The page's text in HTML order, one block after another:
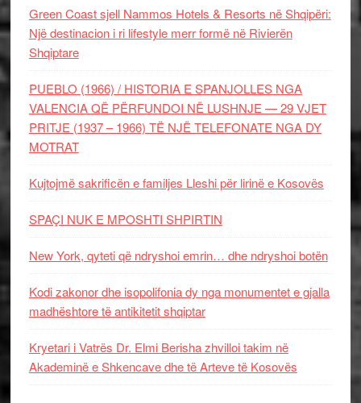
Green Coast sjell Nammos Hotels & Resorts në Shqipëri:
Një destinacion i ri lifestyle merr formë në Rivierën
Shqiptare
PUEBLO (1966) / HISTORIA E SPANJOLLES NGA
VALENCIA QË PËRFUNDOI NË LUSHNJE — 29 VJET
PRITJE (1937 – 1966) TË NJË TELEFONATE NGA DY
MOTRAT
Kujtojmë sakrificën e familjes Lleshi për lirinë e Kosovës
SPAÇI NUK E MPOSHTI SHPIRTIN
New York, qyteti që ndryshoi emrin… dhe ndryshoi botën
Kodi zakonor dhe isopolifonia dy nga monumentet e gjalla
madhështore të antikitetit shqiptar
Kryetari i Vatrës Dr. Elmi Berisha zhvilloi takim në
Akademinë e Shkencave dhe të Arteve të Kosovës